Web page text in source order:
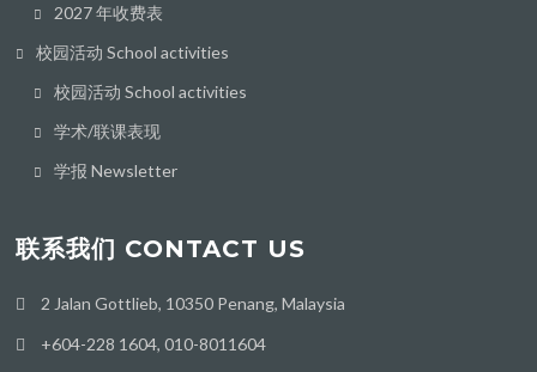
2027 年收费表
校园活动 School activities
校园活动 School activities
学术/联课表现
学报 Newsletter
联系我们 CONTACT US
2 Jalan Gottlieb, 10350 Penang, Malaysia
+604-228 1604, 010-8011604